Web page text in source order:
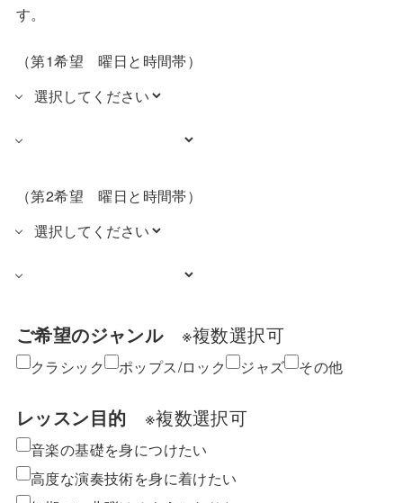
す。
（第1希望 曜日と時間帯）
（第2希望 曜日と時間帯）
ご希望のジャンル※複数選択可
クラシック ポップス/ロック ジャズ その他
レッスン目的 ※複数選択可
音楽の基礎を身につけたい
高度な演奏技術を身に着けたい